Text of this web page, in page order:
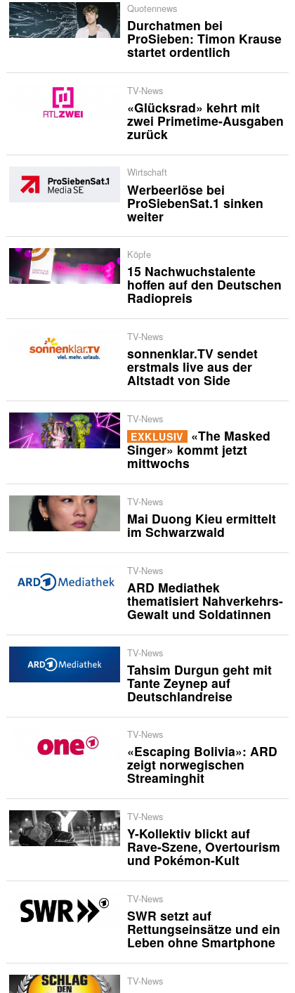
Quotennews
Durchatmen bei
ProSieben: Timon Krause
startet ordentlich
TV-News
«Glücksrad» kehrt mit
zwei Primetime-Ausgaben
zurück
Wirtschaft
Werbeerlöse bei
ProSiebenSat.1 sinken
weiter
Köpfe
15 Nachwuchstalente
hoffen auf den Deutschen
Radiopreis
TV-News
sonnenklar.TV sendet
erstmals live aus der
Altstadt von Side
TV-News
EXKLUSIV «The Masked
Singer» kommt jetzt
mittwochs
TV-News
Mai Duong Kieu ermittelt
im Schwarzwald
TV-News
ARD Mediathek
thematisiert Nahverkehrs-
Gewalt und Soldatinnen
TV-News
Tahsim Durgun geht mit
Tante Zeynep auf
Deutschlandreise
TV-News
«Escaping Bolivia»: ARD
zeigt norwegischen
Streaminghit
TV-News
Y-Kollektiv blickt auf
Rave-Szene, Overtourism
und Pokémon-Kult
TV-News
SWR setzt auf
Rettungseinsätze und ein
Leben ohne Smartphone
TV-News